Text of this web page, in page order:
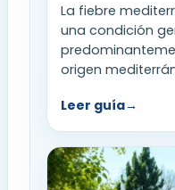
La fiebre
una condición
origen
Leer guía→